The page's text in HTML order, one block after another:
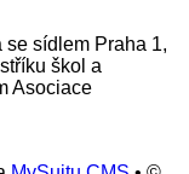
sídlem Praha 1,
škol a
Asociace